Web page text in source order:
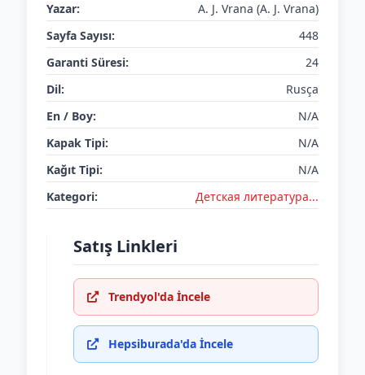
Yazar:
A. J. Vrana (A. J. Vrana)
Sayfa Sayısı:
448
Garanti Süresi:
24
Dil:
Rusça
En / Boy:
N/A
Kapak Tipi:
N/A
Kağıt Tipi:
N/A
Kategori:
Детская литератураㅤㅤㅤ...
Satış Linkleri
Trendyol'da İncele
Hepsiburada'da İncele